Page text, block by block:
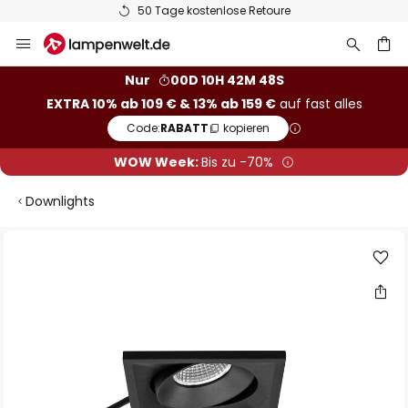
50 Tage kostenlose Retoure
Inhalt
Nur
00D 10H 42M 47S
EXTRA 10% ab 109 € & 13% ab 159 €auf fast alles
Code:RABATT kopieren
WOW Week:Bis zu -70%
Downlights